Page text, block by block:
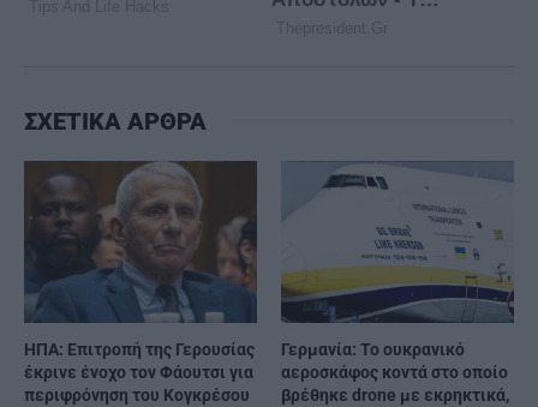
ΣΧΕΤΙΚΑ ΑΡΘΡΑ
ΗΠΑ: Επιτροπή της Γερουσίας
έκρινε ένοχο τον Φάουτσι για
περιφρόνηση του Κογκρέσου
Γερμανία: Το ουκρανικό
αεροσκάφος κοντά στο οποίο
βρέθηκε drone με εκρηκτικά,